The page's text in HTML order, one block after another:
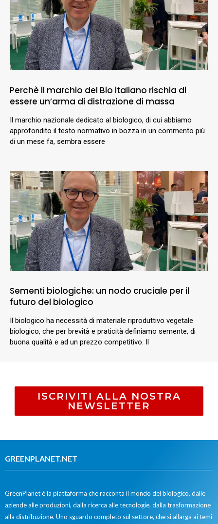
Perchè il marchio del Bio italiano rischia di
essere un’arma di distrazione di massa
Il marchio nazionale dedicato al biologico, di cui abbiamo
approfondito il testo normativo in bozza in un commento più
di un mese fa, sembra essere
Sementi biologiche: un nodo cruciale per il
futuro del biologico
Il biologico ha necessità di materiale riproduttivo vegetale
biologico, che per brevità e praticità definiamo semente, di
buona qualità e ad un prezzo competitivo. Il
ISCRIVITI ALLA NOSTRA
NEWSLETTER
GREENPLANET.NET
GreenPlanet è la piattaforma che racconta il mondo del biologico, dalle
aziende alle produzioni, dalla ricerca alle tecnologie, dalla trasformazione
alla distribuzione. Uno sguardo completo sul settore, che si allarga ai temi